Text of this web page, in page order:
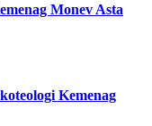
Monev Asta
Kemenag